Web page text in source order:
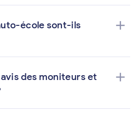
école sont-ils
add
des moniteurs et
add